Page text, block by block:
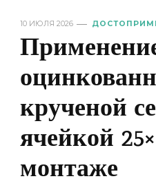
10 ИЮЛЯ 2026
крученой
ячейкой
монтаже